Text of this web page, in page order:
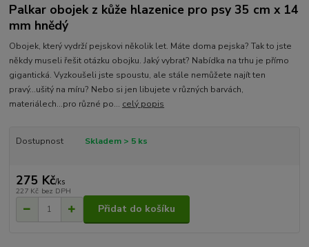
Palkar obojek z kůže hlazenice pro psy 35 cm x 14
mm hnědý
Obojek, který vydrží pejskovi několik let. Máte doma pejska? Tak to jste
někdy museli řešit otázku obojku. Jaký vybrat? Nabídka na trhu je přímo
gigantická. Vyzkoušeli jste spoustu, ale stále nemůžete najít ten
pravý...ušitý na míru? Nebo si jen libujete v různých barvách,
materiálech...pro různé po... celý popis
Dostupnost Skladem > 5 ks
275 Kč/ks
227 Kč bez DPH
Přidat do košíku